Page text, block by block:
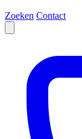
Zoeken Contact